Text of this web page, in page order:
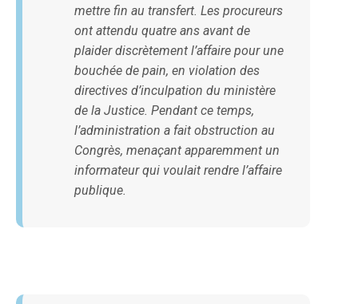
mettre fin au transfert. Les procureurs
ont attendu quatre ans avant de
plaider discrètement l’affaire pour une
bouchée de pain, en violation des
directives d’inculpation du ministère
de la Justice. Pendant ce temps,
l’administration a fait obstruction au
Congrès, menaçant apparemment un
informateur qui voulait rendre l’affaire
publique.